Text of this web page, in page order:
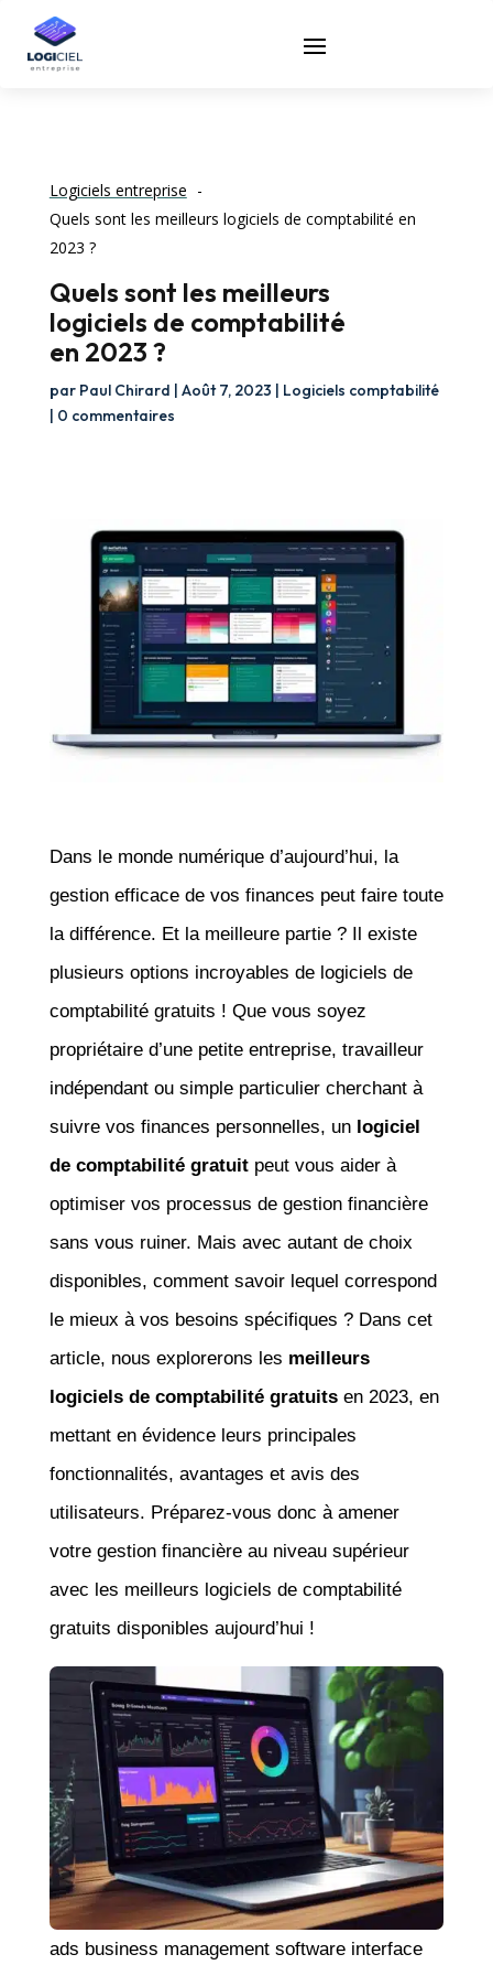
Logiciels entreprise
Quels sont les meilleurs logiciels de comptabilité en
2023 ?
Quels sont les meilleurs
logiciels de comptabilité
en 2023 ?
par Paul Chirard | Août 7, 2023 | Logiciels comptabilité
| 0 commentaires
Dans le monde numérique d’aujourd’hui, la
gestion efficace de vos finances peut faire toute
la différence. Et la meilleure partie ? Il existe
plusieurs options incroyables de logiciels de
comptabilité gratuits ! Que vous soyez
propriétaire d’une petite entreprise, travailleur
indépendant ou simple particulier cherchant à
suivre vos finances personnelles, un logiciel
de comptabilité gratuitpeut vous aider à
optimiser vos processus de gestion financière
sans vous ruiner. Mais avec autant de choix
disponibles, comment savoir lequel correspond
le mieux à vos besoins spécifiques ? Dans cet
article, nous explorerons les meilleurs
logiciels de comptabilité gratuitsen 2023, en
mettant en évidence leurs principales
fonctionnalités, avantages et avis des
utilisateurs. Préparez-vous donc à amener
votre gestion financière au niveau supérieur
avec les meilleurs logiciels de comptabilité
gratuits disponibles aujourd’hui !
ads business management software interface